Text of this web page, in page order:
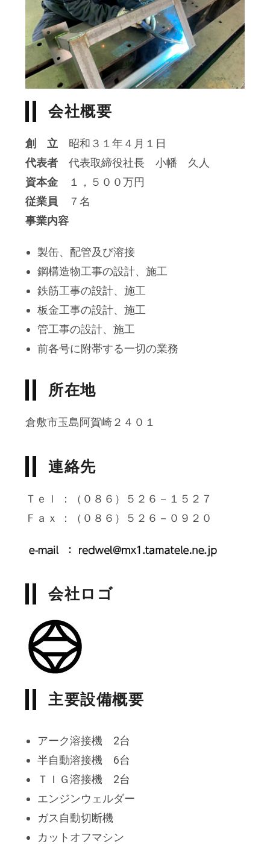
会社概要
創 立 昭和３１年４月１日
代表者 代表取締役社長 小幡 久人
資本金 １，５００万円
従業員 ７名
事業内容
製缶、配管及び溶接
鋼構造物工事の設計、施工
鉄筋工事の設計、施工
板金工事の設計、施工
管工事の設計、施工
前各号に附帯する一切の業務
所在地
倉敷市玉島阿賀崎２４０１
連絡先
Ｔｅｌ ：（０８６）５２６－１５２７
Ｆａｘ ：（０８６）５２６－０９２０
会社ロゴ
主要設備概要
アーク溶接機 2台
半自動溶接機 6台
ＴＩＧ溶接機 2台
エンジンウェルダー
ガス自動切断機
カットオフマシン